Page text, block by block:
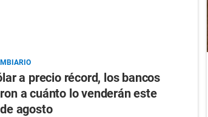
a precio récord, los bancos
a cuánto lo venderán este
agosto